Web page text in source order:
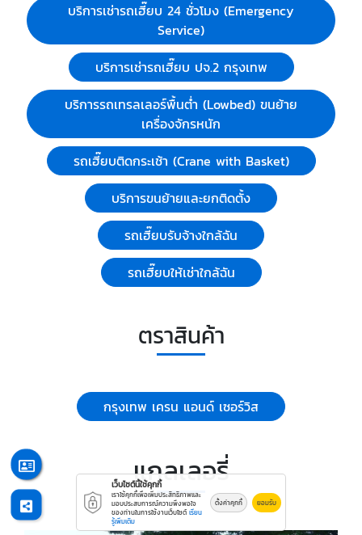
บริการเช่ารถเฮี๊ยบ 24 ชั่วโมง (Emergency
Service)
บริการเช่ารถเฮี๊ยบ ปจ.2 กรุงเทพ
บริการรถเทรลเลอร์พื้นต่ำ (Lowbed) ขนย้าย
เครื่องจักรหนัก
รถเฮี๊ยบติดกระเช้า (Crane with Basket)
บริการขนย้ายและยกติดตั้ง
รถเฮี๊ยบรับจ้างใกล้ฉัน
รถเฮี๊ยบให้เช่าใกล้ฉัน
ตราสินค้า
กรุงเทพ เครน แอนด์ เซอร์วิส
แกลเลอรี่
เว็บไซต์นี้ใช้คุกกี้
เราใช้คุกกี้เพื่อเพิ่มประสิทธิภาพและ
มอบประสบการณ์ความพึงพอใจ
ของท่านในการใช้งานเว็บไซต์ เรียน
รู้เพิ่มเติม
ตั้งค่าคุกกี้ ยอมรับ